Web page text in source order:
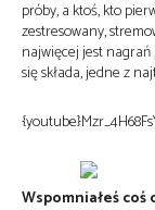
próby, a ktoś, kto
zestresowany,
najwięcej jest nagrań
się składa, jedne z
Wspomniałeś